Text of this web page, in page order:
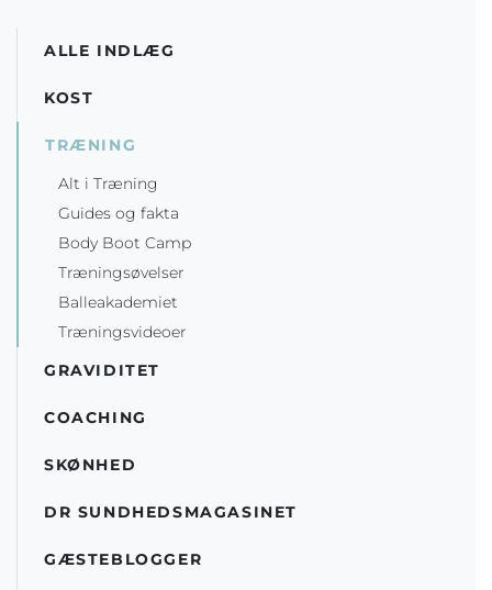
ALLE INDLÆG
KOST
TRÆNING
Alt i Træning
Guides og fakta
Body Boot Camp
Træningsøvelser
Balleakademiet
Træningsvideoer
GRAVIDITET
COACHING
SKØNHED
DR SUNDHEDSMAGASINET
GÆSTEBLOGGER